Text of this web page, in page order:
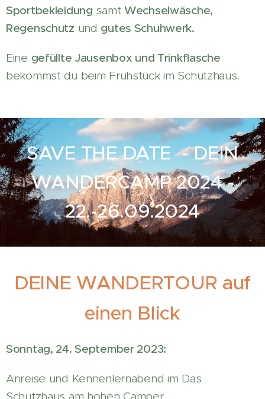
Sportbekleidung samtWechselwäsche,
Regenschutz und gutes Schuhwerk.
Eine gefüllte Jausenbox und Trinkflasche
bekommst du beim Frühstück im Schutzhaus.
SAVE THE DATE - DEIN
WANDERCAMP 2024 -
22.-26.09.2024
DEINE WANDERTOUR auf
einen Blick
Sonntag, 24. September 2023:
Anreise und Kennenlernabend im Das